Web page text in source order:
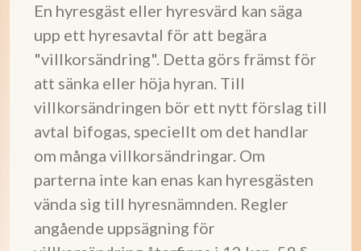
En hyresgäst eller hyresvärd kan säga
upp ett hyresavtal för att begära
"villkorsändring". Detta görs främst för
att sänka eller höja hyran. Till
villkorsändringen bör ett nytt förslag till
avtal bifogas, speciellt om det handlar
om många villkorsändringar. Om
parterna inte kan enas kan hyresgästen
vända sig till hyresnämnden. Regler
angående uppsägning för